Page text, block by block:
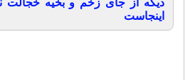
اینجاست